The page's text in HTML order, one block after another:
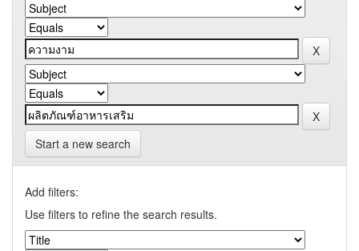
Start a new search
Add filters:
Use filters to refine the search results.